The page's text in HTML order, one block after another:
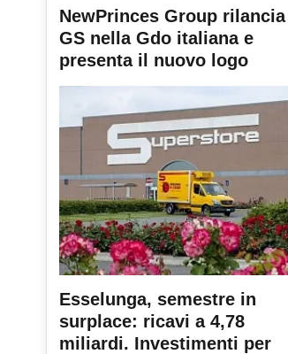
NewPrinces Group rilancia
GS nella Gdo italiana e
presenta il nuovo logo
Esselunga, semestre in
surplace: ricavi a 4,78
miliardi. Investimenti per